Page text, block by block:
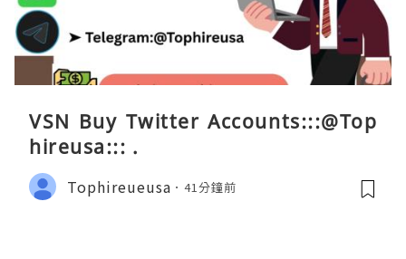
VSN Buy Twitter Accounts:::@Top
hireusa::: .
Tophireueusa 41分鐘前